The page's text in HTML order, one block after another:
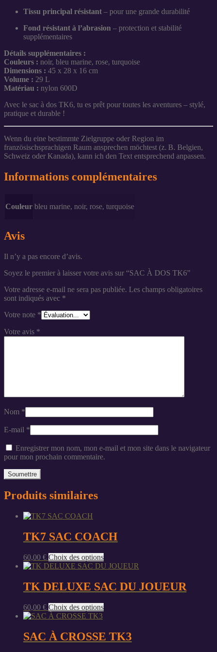
Tissu principal résistant – pour une grande durabilité
Fond résistant à l’abrasion – protection et stabilité
supplémentaires
Détails supplémentaires :
Couleurs : noir, bleu marine, rose, turquoise
Dimensions : 45 x 28 x 16 cm
Volume : 29 L
Matériau : nylon 600D
Avec le sac à dos TK6, tu es prêt pour toutes les aventures – stylé,
pratique et durable !
Wenn du eine bestimmte Zielgruppe oder Region im
französischsprachigen Raum ansprechen möchtest (z. B. Belgien,
Schweiz oder Kanada), kann ich den Text entsprechend anpassen.
Informations complémentaires
Couleur bleu marine, noir, rose, turquoise
Avis
Il n’y a pas encore d’avis.
Soyez le premier à laisser votre avis sur “SAC À DOS TK6”
Votre adresse e-mail ne sera pas publiée. Les champs obligatoires
sont indiqués avec *
Votre note *
Votre avis *
Nom *
E-mail *
Enregistrer mon nom, mon e-mail et mon site dans le navigateur
pour mon prochain commentaire.
Produits similaires
TK7 SAC COACH
60,00 € Choix des optionsCe
produit
plusieurs
variations.
options
choisies
sur
TK DELUXE SAC DU JOUEUR
60,00 € Choix des optionsCe
plusieurs
variations.
SAC À CROSSE TK3